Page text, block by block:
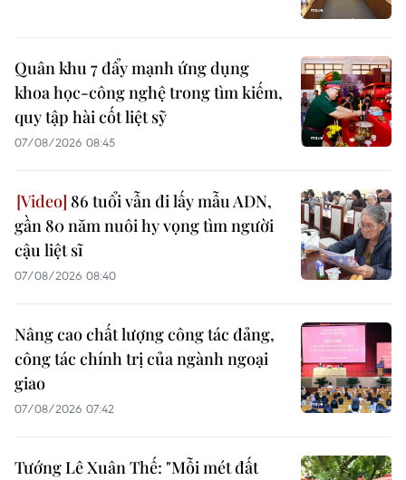
Quân khu 7 đẩy mạnh ứng dụng
khoa học-công nghệ trong tìm kiếm,
quy tập hài cốt liệt sỹ
07/08/2026 08:45
86 tuổi vẫn đi lấy mẫu ADN,
gần 80 năm nuôi hy vọng tìm người
cậu liệt sĩ
07/08/2026 08:40
Nâng cao chất lượng công tác đảng,
công tác chính trị của ngành ngoại
giao
07/08/2026 07:42
Tướng Lê Xuân Thế: "Mỗi mét đất